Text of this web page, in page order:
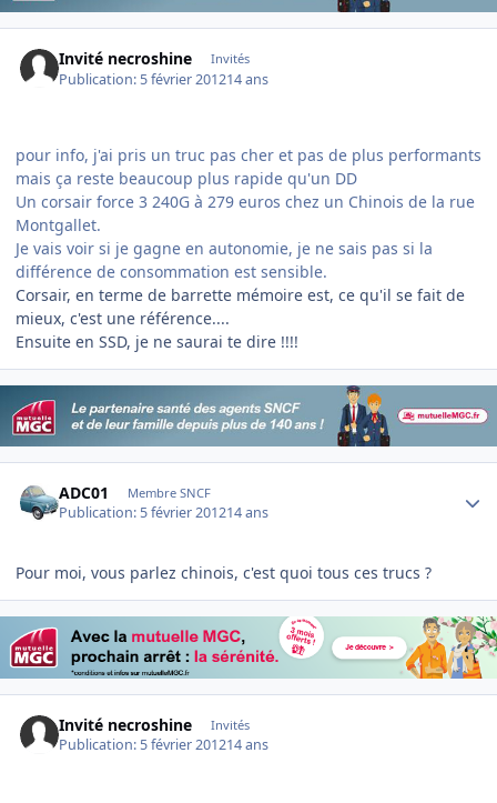
Invité necroshine Invités
Publication: 5 février 201214 ans
pour info, j'ai pris un truc pas cher et pas de plus performants
mais ça reste beaucoup plus rapide qu'un DD
Un corsair force 3 240G à 279 euros chez un Chinois de la rue
Montgallet.
Je vais voir si je gagne en autonomie, je ne sais pas si la
différence de consommation est sensible.
Corsair, en terme de barrette mémoire est, ce qu'il se fait de
mieux, c'est une référence....
Ensuite en SSD, je ne saurai te dire !!!!
ADC01 Membre SNCF
Publication: 5 février 201214 ans
Pour moi, vous parlez chinois, c'est quoi tous ces trucs ?
Invité necroshine Invités
Publication: 5 février 201214 ans